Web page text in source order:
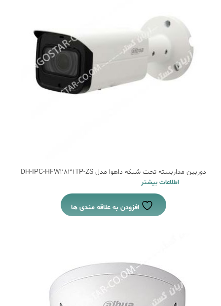
دوربین مداربسته تحت شبکه داهوا مدل DH-IPC-HFW2831TP-ZS
اطلاعات بیشتر
افزودن به علاقه مندی ها